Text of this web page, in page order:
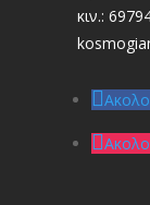
κιν.: